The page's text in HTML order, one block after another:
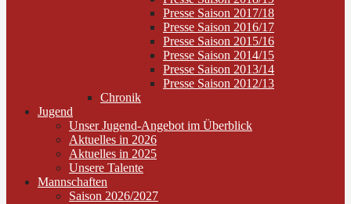
Presse Saison 2017/18
Presse Saison 2016/17
Presse Saison 2015/16
Presse Saison 2014/15
Presse Saison 2013/14
Presse Saison 2012/13
Chronik
Jugend
Unser Jugend-Angebot im Überblick
Aktuelles in 2026
Aktuelles in 2025
Unsere Talente
Mannschaften
Saison 2026/2027